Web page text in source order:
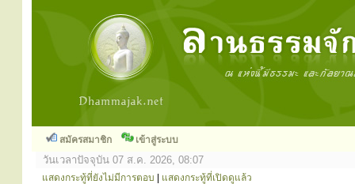
สมัครสมาชิก เข้าสู่ระบบ
วันเวลาปัจจุบัน 07 ส.ค. 2026, 08:07
แสดงกระทู้ที่ยังไม่มีการตอบ แสดงกระทู้ที่เปิดดูแล้ว